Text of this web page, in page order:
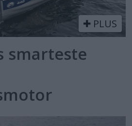
PLUS
smarteste